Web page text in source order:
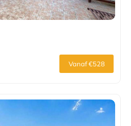
Vanaf €528